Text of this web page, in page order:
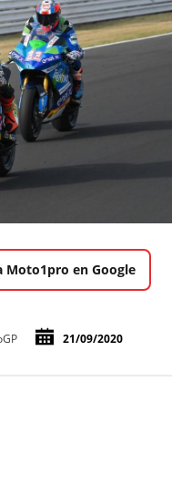
Moto1pro en Google
21/09/2020